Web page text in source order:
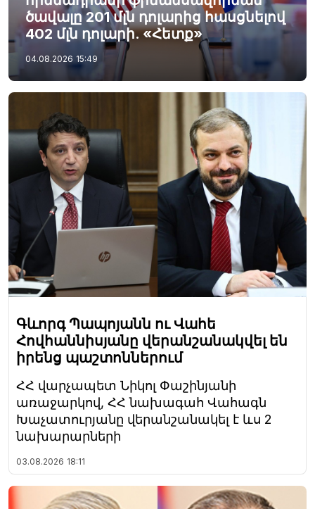
ծավալը 201 մլն դոլարից հասցնելով
402 մլն դոլարի. «Հետք»
04.08.2026 15:49
Գևորգ Պապոյանն ու Վահե
Հովհաննիսյանը վերանշանակվել են
իրենց պաշտոններում
ՀՀ վարչապետ Նիկոլ Փաշինյանի
առաջարկով, ՀՀ նախագահ Վահագն
Խաչատուրյանը վերանշանակել է ևս 2
նախարարների
03.08.2026 18:11